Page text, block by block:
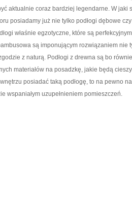
aktualnie coraz bardziej legendarne. W jaki
posiadamy już nie tylko podłogi dębowe
właśnie egzotyczne, które są
są imponującym rozwiązaniem nie
z naturą. Podłogi z drewna są bo
materiałów na posadzkę, jakie będą
posiadać taką podłogę, to na pewno
wspaniałym uzupełnieniem pomieszczeń.